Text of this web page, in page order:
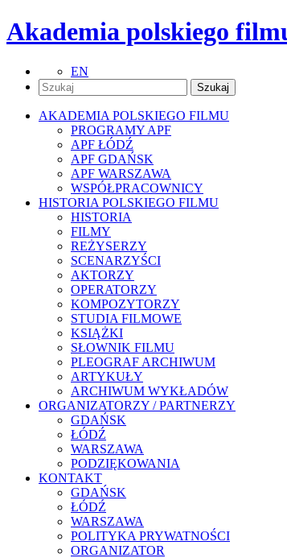
Akademia polskiego
EN
AKADEMIA POLSKIEGO FILMU
PROGRAMY APF
APF ŁÓDŹ
APF GDAŃSK
APF WARSZAWA
WSPÓŁPRACOWNICY
HISTORIA POLSKIEGO FILMU
HISTORIA
FILMY
REŻYSERZY
SCENARZYŚCI
AKTORZY
OPERATORZY
KOMPOZYTORZY
STUDIA FILMOWE
KSIĄŻKI
SŁOWNIK FILMU
PLEOGRAF ARCHIWUM
ARTYKUŁY
ARCHIWUM WYKŁADÓW
ORGANIZATORZY / PARTNERZY
GDAŃSK
ŁÓDŹ
WARSZAWA
PODZIĘKOWANIA
KONTAKT
GDAŃSK
ŁÓDŹ
WARSZAWA
POLITYKA PRYWATNOŚCI
ORGANIZATOR